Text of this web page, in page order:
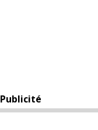
Publicité